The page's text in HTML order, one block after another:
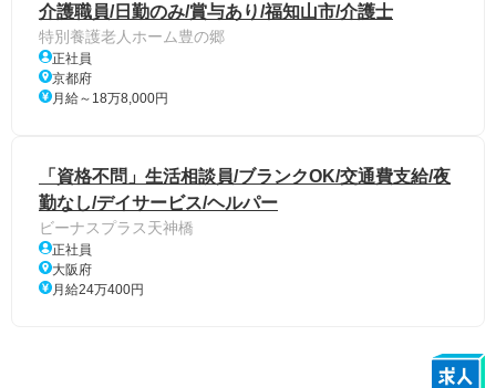
介護職員/日勤のみ/賞与あり/福知山市/介護士
特別養護老人ホーム豊の郷
正社員
京都府
月給～18万8,000円
「資格不問」生活相談員/ブランクOK/交通費支給/夜
勤なし/デイサービス/ヘルパー
ビーナスプラス天神橋
正社員
大阪府
月給24万400円